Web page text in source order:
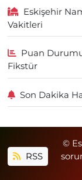
Eskişehir
Vakitleri
Puan
Fikstür
Son Dakika
RSS
©